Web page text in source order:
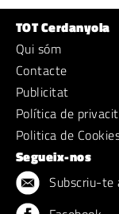
TOT Cerdanyola
Qui sóm
Contacte
Publicitat
Política de
Politica de
Segueix-nos
Subscriu-